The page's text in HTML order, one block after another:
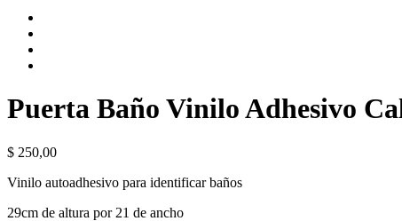
Puerta Baño Vinilo Adhesivo
$ 250,00
Vinilo autoadhesivo para identificar baños
29cm de altura por 21 de ancho